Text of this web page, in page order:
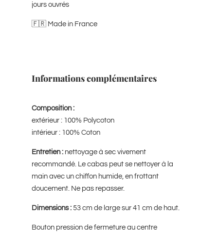
jours ouvrés
🇫🇷 Made in France
Informations complémentaires
Composition :
extérieur : 100% Polycoton
intérieur : 100% Coton
Entretien : nettoyage à sec vivement
recommandé. Le cabas peut se nettoyer à la
main avec un chiffon humide, en frottant
doucement. Ne pas repasser.
Dimensions :53 cm de large sur 41 cm de haut.
Bouton pression de fermeture au centre